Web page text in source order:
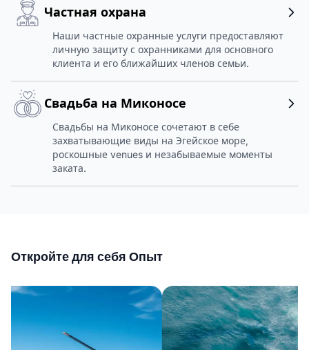
Частная охрана
Наши частные охранные услуги предоставляют
личную защиту с охранниками для основного
клиента и его ближайших членов семьи.
Свадьба на Миконосе
Свадьбы на Миконосе сочетают в себе
захватывающие виды на Эгейское море,
роскошные venues и незабываемые моменты
заката.
Откройте для себя Опыт